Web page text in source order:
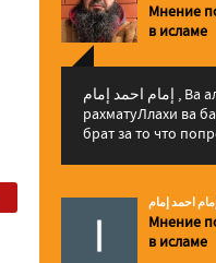
Мнение
в исламе
إمام احمد إمام , Ва алейкум ассалам ва
рахматуЛлахи ва
брат за то что
إمام احمد إمام
Мнение
в исламе